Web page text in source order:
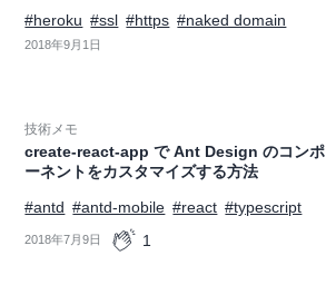
#heroku #ssl #https #naked domain
2018年9月1日
技術メモ
create-react-app で Ant Design のコンポ
ーネントをカスタマイズする方法
#antd #antd-mobile #react #typescript
2018年7月9日 1